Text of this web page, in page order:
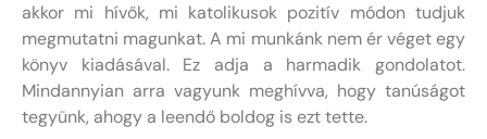
akkor mi hívők, mi katolikusok pozitív módon tudjuk
megmutatni magunkat. A mi munkánk nem ér véget egy
könyv kiadásával. Ez adja a harmadik gondolatot.
Mindannyian arra vagyunk meghívva, hogy tanúságot
tegyünk, ahogy a leendő boldog is ezt tette.